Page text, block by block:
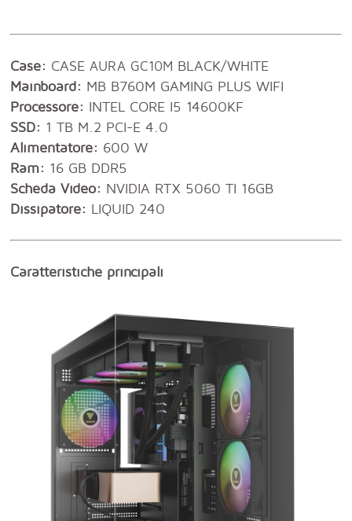
Case: CASE AURA GC10M BLACK/WHITE
Mainboard: MB B760M GAMING PLUS WIFI
Processore: INTEL CORE I5 14600KF
SSD: 1 TB M.2 PCI-E 4.0
Alimentatore: 600 W
Ram: 16 GB DDR5
Scheda Video: NVIDIA RTX 5060 TI 16GB
Dissipatore: LIQUID 240
Caratteristiche principali